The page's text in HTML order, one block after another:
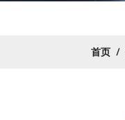
首页 /